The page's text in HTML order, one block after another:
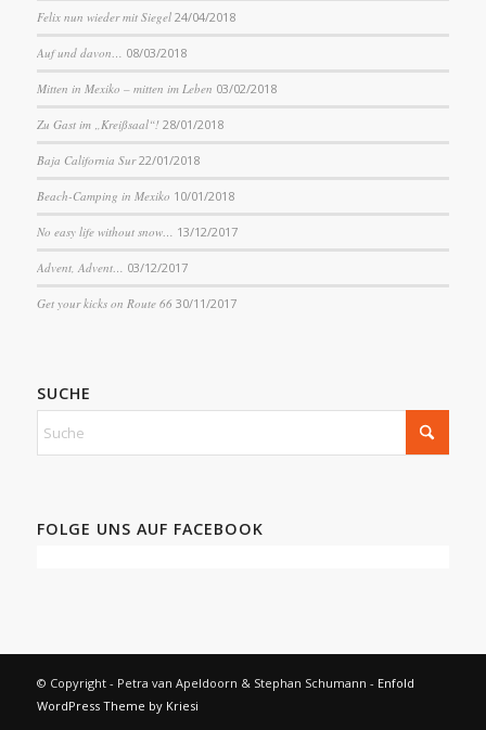
Felix nun wieder mit Siegel 24/04/2018
Auf und davon… 08/03/2018
Mitten in Mexiko – mitten im Leben 03/02/2018
Zu Gast im „Kreißsaal“! 28/01/2018
Baja California Sur 22/01/2018
Beach-Camping in Mexiko 10/01/2018
No easy life without snow… 13/12/2017
Advent, Advent… 03/12/2017
Get your kicks on Route 66 30/11/2017
SUCHE
FOLGE UNS AUF FACEBOOK
© Copyright - Petra van Apeldoorn & Stephan Schumann - Enfold
WordPress Theme by Kriesi